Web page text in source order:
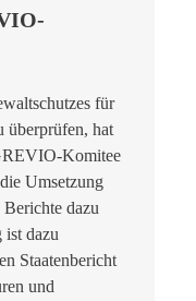
für
überprüfen, hat
Komitee
Umsetzung
dazu
ist dazu
Staatenbericht
und